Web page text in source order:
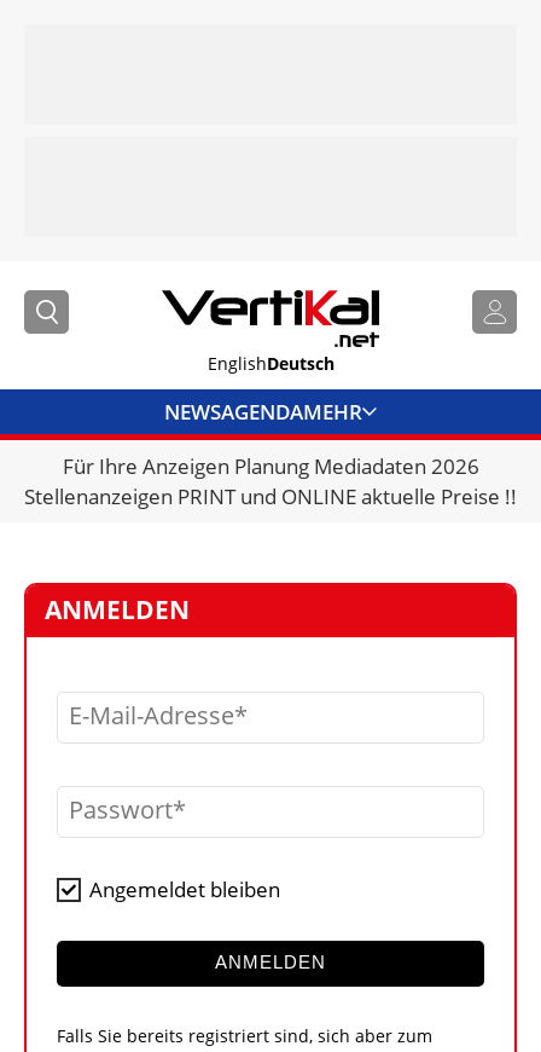
EnglishDeutsch
NEWSAGENDAMEHR
BRANCHENLINKS
VERMIETER
VIDEOS
BIBLIOTHEK
KRAN & BÜHNE
KONTAKT
Für Ihre Anzeigen Planung Mediadaten 2026
Stellenanzeigen PRINT und ONLINE aktuelle Preise !!
ANMELDEN
E-Mail-Adresse
Passwort
Angemeldet bleiben
ANMELDEN
Falls Sie bereits registriert sind, sich aber zum